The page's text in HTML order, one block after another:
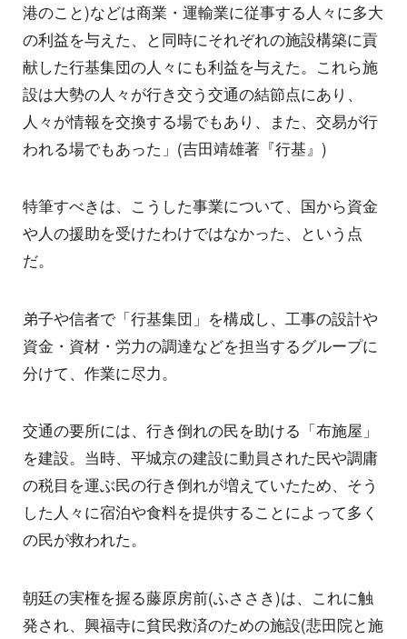
港のこと)などは商業・運輸業に従事する人々に多大
の利益を与えた、と同時にそれぞれの施設構築に貢
献した行基集団の人々にも利益を与えた。これら施
設は大勢の人々が行き交う交通の結節点にあり、
人々が情報を交換する場でもあり、また、交易が行
われる場でもあった」(吉田靖雄著『行基』)
特筆すべきは、こうした事業について、国から資金
や人の援助を受けたわけではなかった、という点
だ。
弟子や信者で「行基集団」を構成し、工事の設計や
資金・資材・労力の調達などを担当するグループに
分けて、作業に尽力。
交通の要所には、行き倒れの民を助ける「布施屋」
を建設。当時、平城京の建設に動員された民や調庸
の税目を運ぶ民の行き倒れが増えていたため、そう
した人々に宿泊や食料を提供することによって多く
の民が救われた。
朝廷の実権を握る藤原房前(ふささき)は、これに触
発され、興福寺に貧民救済のための施設(悲田院と施